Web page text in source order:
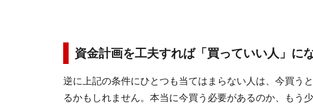
資金計画を工夫すれば「買っていい人」に
逆に上記の条件にひとつも当てはまらない人は、今買う
るかもしれません。本当に今買う必要があるのか、もう